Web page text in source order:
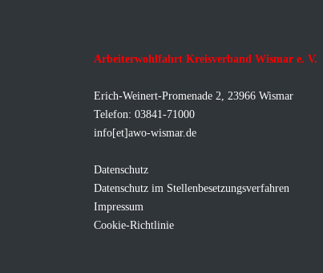
Arbeiterwohlfahrt Kreisverband Wismar e. V.
Erich-Weinert-Promenade 2, 23966 Wismar
Telefon: 03841-71000
info[et]awo-wismar.de
Datenschutz
Datenschutz im Stellenbesetzungsverfahren
Impressum
Cookie-Richtlinie